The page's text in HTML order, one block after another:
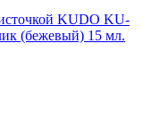
KUDO KU-
(бежевый) 15 мл.